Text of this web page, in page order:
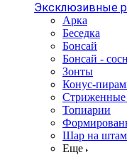
Эксклюзивные
Арка
Беседка
Бонсай
Бонсай -
Зонты
Конус-
Стриженные
Топиарии
Шар на
Еще